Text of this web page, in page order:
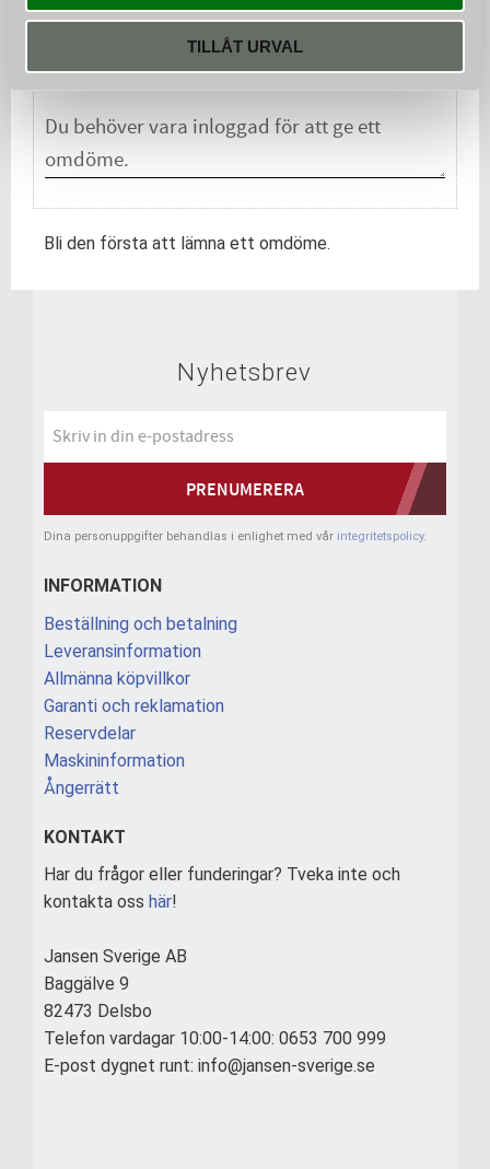
TILLÅT URVAL
Du
Bli den första att lämna ett omdöme.
Nyhetsbrev
PRENUMERERA
Dina personuppgifter behandlas i enlighet med vår integritetspolicy.
INFORMATION
Beställning och betalning
Leveransinformation
Allmänna köpvillkor
Garanti och reklamation
Reservdelar
Maskininformation
Ångerrätt
KONTAKT
Har du frågor eller funderingar? Tveka inte och
kontakta oss här!
Jansen Sverige AB
Baggälve 9
82473 Delsbo
Telefon vardagar 10:00-14:00: 0653 700 999
E-post dygnet runt: info@jansen-sverige.se